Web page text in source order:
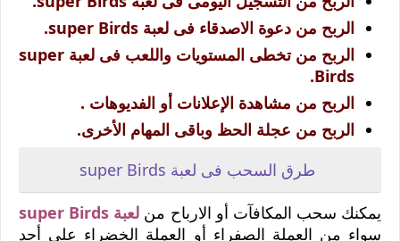
الربح من دعوة الاصدقاء فى لعبة super Birds.
الربح من تخطى المستويات واللعب فى لعبة super
Birds.
الربح من مشاهدة الإعلانات أو الفديوهات .
الربح من عجلة الحظ وباقى المهام الأخرى.
طرق السحب فى لعبة super Birds
يمكنك سحب المكافآت أو الارباح من لعبة super Birds
سواء من العملة الصفراء أو العملة الخضراء على أحد